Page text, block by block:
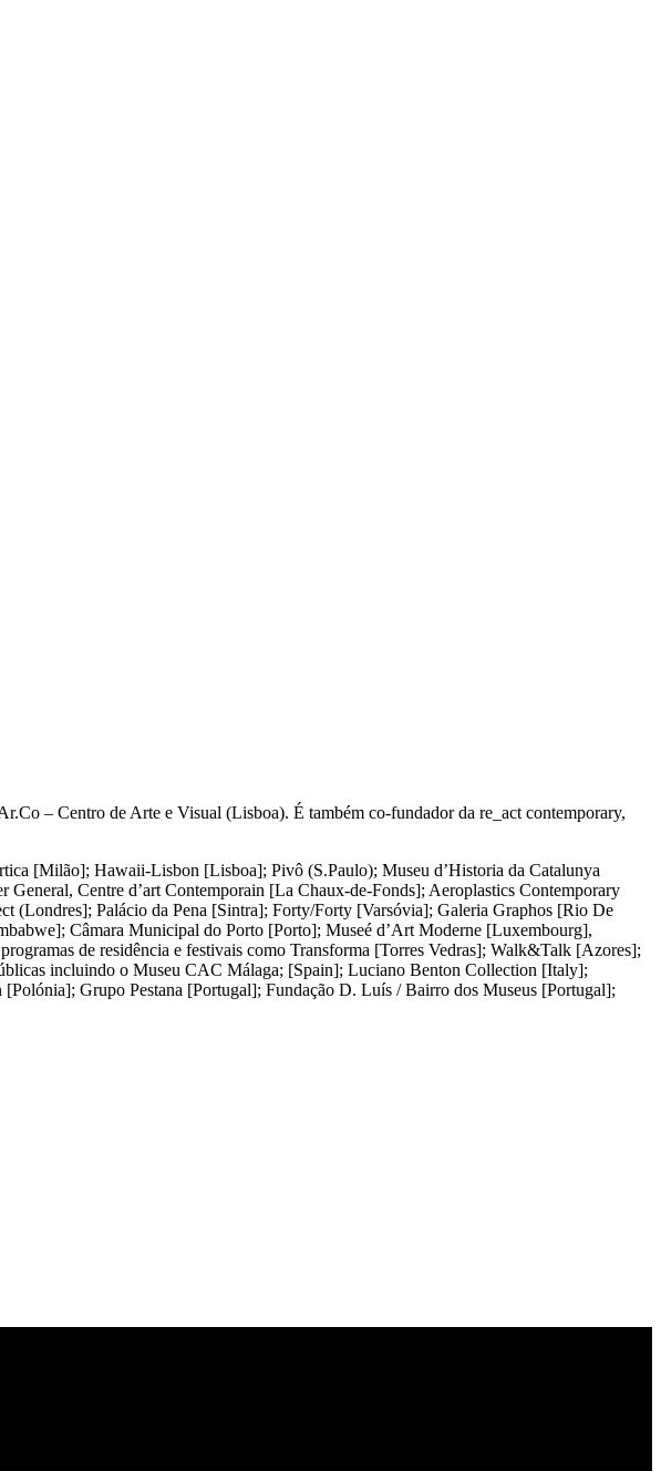
– Centro de Arte e Visual (Lisboa). É também co-fundador da re_act contemporary,
[Milão]; Hawaii-Lisbon [Lisboa]; Pivô (S.Paulo); Museu d’Historia da Catalunya
Centre d’art Contemporain [La Chaux-de-Fonds]; Aeroplastics Contemporary
Palácio da Pena [Sintra]; Forty/Forty [Varsóvia]; Galeria Graphos [Rio De
Câmara Municipal do Porto [Porto]; Museé d’Art Moderne [Luxembourg],
de residência e festivais como Transforma [Torres Vedras]; Walk&Talk [Azores];
incluindo o Museu CAC Málaga; [Spain]; Luciano Benton Collection [Italy];
Grupo Pestana [Portugal]; Fundação D. Luís / Bairro dos Museus [Portugal];